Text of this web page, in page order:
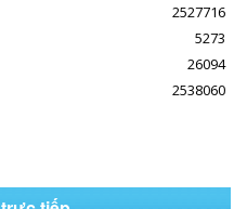
2527716
5273
26094
2538060